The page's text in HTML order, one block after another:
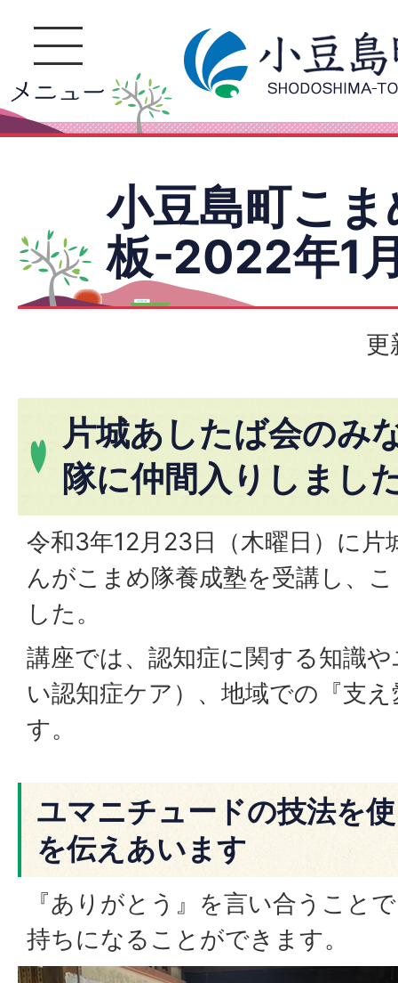
小豆島町こ
板-2022年1
更
片城あしたば会のみ
隊に仲間入りしまし
令和3年12月23日（木曜日）に
んがこまめ隊養成塾を受講し、
した。
講座では、認知症に関する知識
い認知症ケア）、地域での『支
す。
ユマニチュードの技法を
を伝えあいます
『ありがとう』を言い合うこと
持ちになることができます。